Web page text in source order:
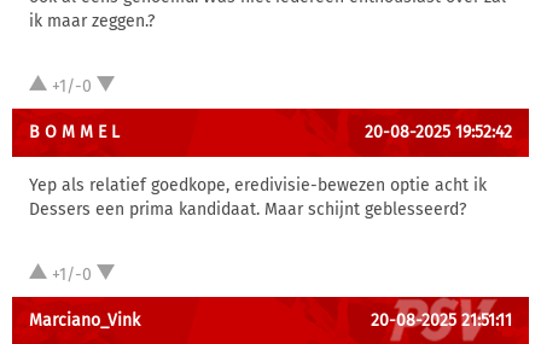
ik maar zeggen.?
+1/-0
B O M M E L 20-08-2025 19:52:42
Yep als relatief goedkope, eredivisie-bewezen optie acht ik
Dessers een prima kandidaat. Maar schijnt geblesseerd?
+1/-0
Marciano_Vink 20-08-2025 21:51:11